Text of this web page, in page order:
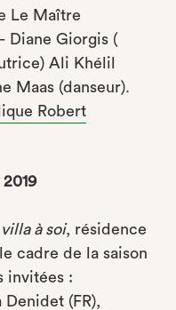
Le Maître
Diane Giorgis (
Ali Khélil
Maas (danseur).
Robert
à soi, résidence
cadre de la saison
invitées :
Denidet (FR),